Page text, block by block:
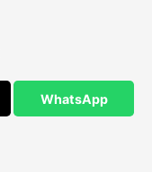
WhatsApp